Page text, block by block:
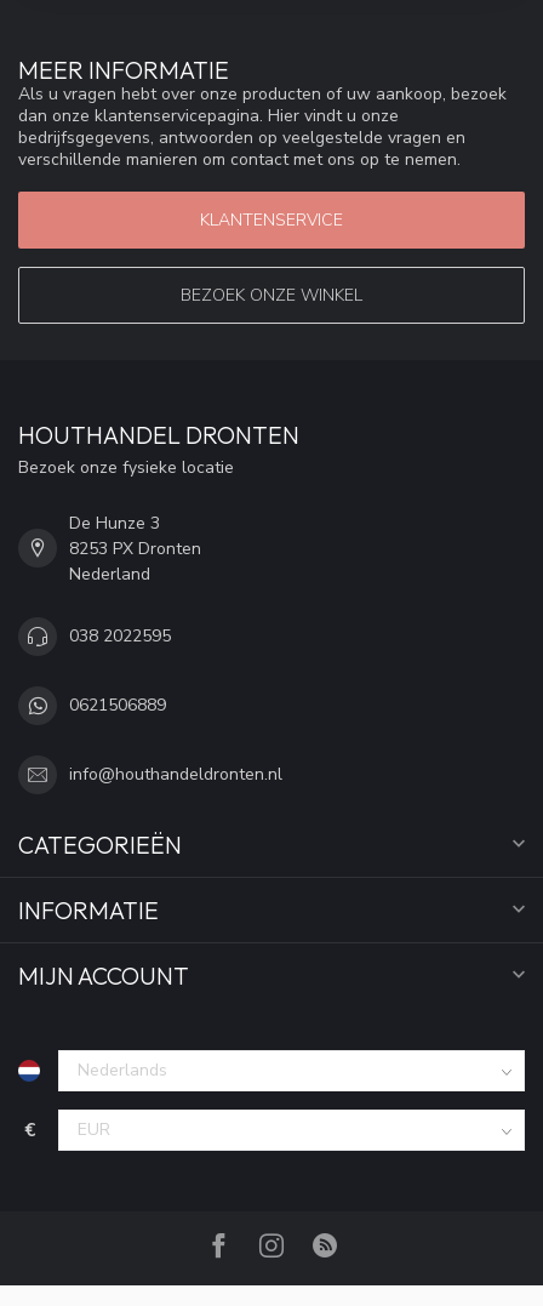
MEER INFORMATIE
Als u vragen hebt over onze producten of uw aankoop, bezoek
dan onze klantenservicepagina. Hier vindt u onze
bedrijfsgegevens, antwoorden op veelgestelde vragen en
verschillende manieren om contact met ons op te nemen.
KLANTENSERVICE
BEZOEK ONZE WINKEL
HOUTHANDEL DRONTEN
Bezoek onze fysieke locatie
De Hunze 3
8253 PX Dronten
Nederland
038 2022595
0621506889
info@houthandeldronten.nl
CATEGORIEËN
INFORMATIE
MIJN ACCOUNT
€